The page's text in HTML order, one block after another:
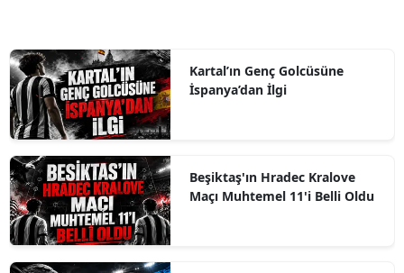
Kartal’ın Genç Golcüsüne
İspanya’dan İlgi
Beşiktaş'ın Hradec Kralove
Maçı Muhtemel 11'i Belli Oldu